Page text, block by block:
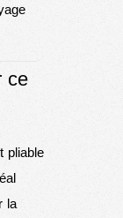
ce
pliable
la